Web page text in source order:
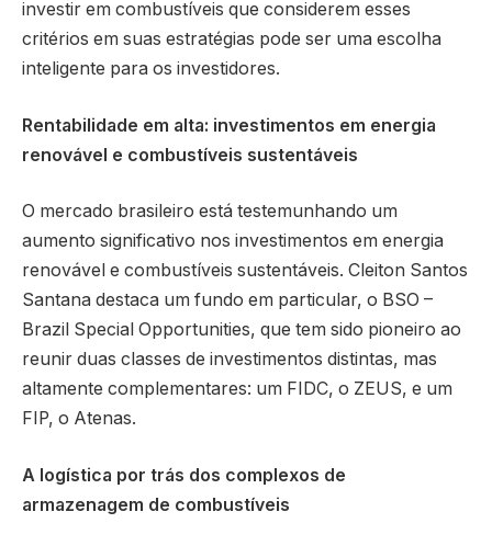
investir em combustíveis que considerem esses
critérios em suas estratégias pode ser uma escolha
inteligente para os investidores.
Rentabilidade em alta: investimentos em energia
renovável e combustíveis sustentáveis
O mercado brasileiro está testemunhando um
aumento significativo nos investimentos em energia
renovável e combustíveis sustentáveis. Cleiton Santos
Santana destaca um fundo em particular, o BSO –
Brazil Special Opportunities, que tem sido pioneiro ao
reunir duas classes de investimentos distintas, mas
altamente complementares: um FIDC, o ZEUS, e um
FIP, o Atenas.
A logística por trás dos complexos de
armazenagem de combustíveis